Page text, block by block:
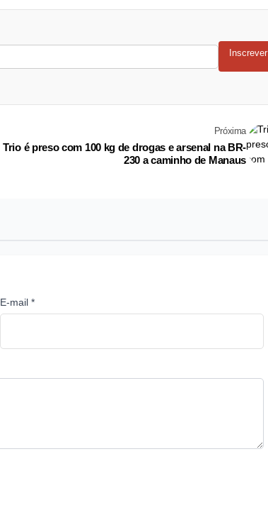
Inscrever
Próxima
Trio é preso com 100 kg de drogas e arsenal na BR-
230 a caminho de Manaus
E-mail *